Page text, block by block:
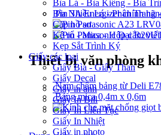
Pin 3A Energizer chính
Thiết bị văn phòng
Nam châm bảng từ Deli
Bảng mica 0,4m x 0,6m
Bìa Lá - Bìa Kiếng - Bìa
Bìa Nhiều Lá - Phân Trang
Cặp hồ sơ
Kệ rổ - Mica - Hộp cắm viết
Kẹp Sắt Trình Ký
Giấy các loại
Giấy Bìa - Giấy Than
Giấy Decal
Giấy in ảnh
Giấy In Bill
Giấy In Liên Tục
Giấy In Nhiệt
Giấy in photo